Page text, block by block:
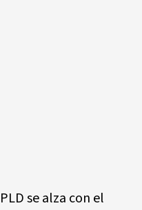
se alza con el